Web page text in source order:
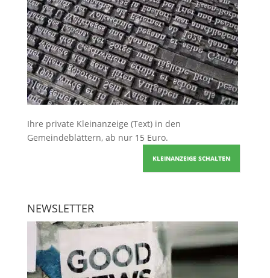
Ihre private Kleinanzeige (Text) in den
Gemeindeblättern, ab nur 15 Euro.
KLEINANZEIGE SCHALTEN
NEWSLETTER